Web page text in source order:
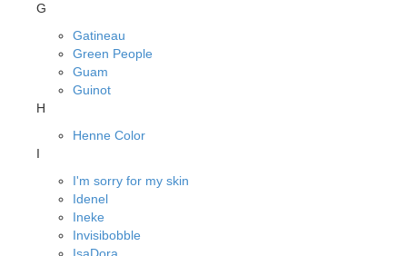
G
Gatineau
Green People
Guam
Guinot
H
Henne Color
I
I'm sorry for my skin
Idenel
Ineke
Invisibobble